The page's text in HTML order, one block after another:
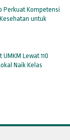
Perkuat Kompetensi
untuk
Lewat 110
Naik Kelas